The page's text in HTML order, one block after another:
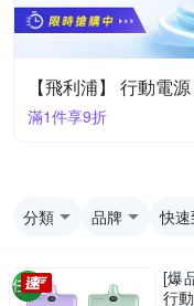
【飛利浦】 行動電
滿1件享9折
分類 品牌 快
[爆
行